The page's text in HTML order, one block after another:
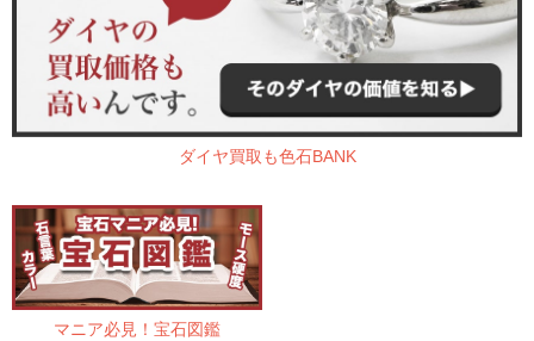
ダイヤ買取も色石BANK
マニア必見！宝石図鑑